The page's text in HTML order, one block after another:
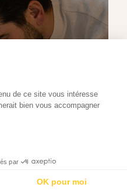
de ce site vous intéresse
bien vous accompagner
par
OK pour moi